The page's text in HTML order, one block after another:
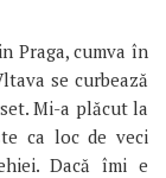
Praga, cumva în
se curbează
Mi-a plăcut la
ca loc de veci
Dacă îmi e